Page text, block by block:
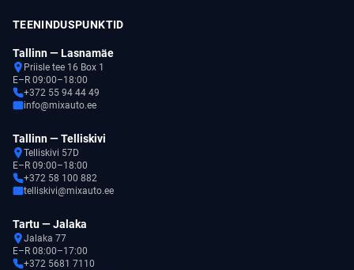
TEENINDUSPUNKTID
Tallinn — Lasnamäe
Priisle tee 16 Box 1
E–R 09:00–18:00
+372 55 94 44 49
info@mixauto.ee
Tallinn — Telliskivi
Telliskivi 57D
E–R 09:00–18:00
+372 58 100 882
telliskivi@mixauto.ee
Tartu — Jalaka
Jalaka 77
E–R 08:00–17:00
+372 5681 7110